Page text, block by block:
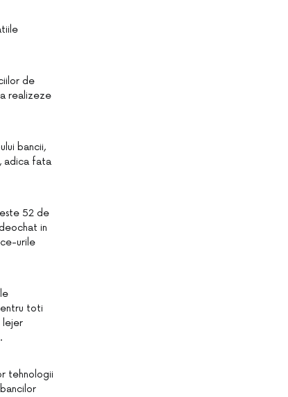
de
realizeze
bancii,
adica fata
52 de
in
urile
toti
lejer
tehnologii